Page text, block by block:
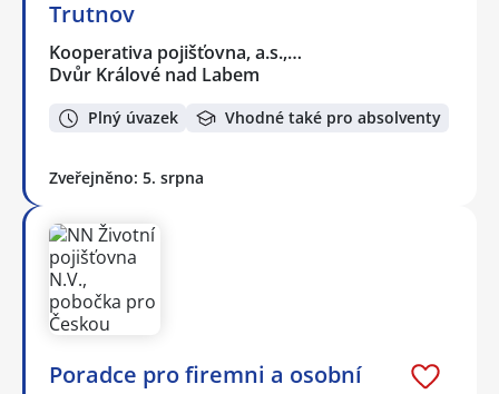
Trutnov
Kooperativa pojišťovna, a.s.,…
Dvůr Králové nad Labem
Plný úvazek Vhodné také pro absolventy
Zveřejněno: 5. srpna
Poradce pro firemni a osobní